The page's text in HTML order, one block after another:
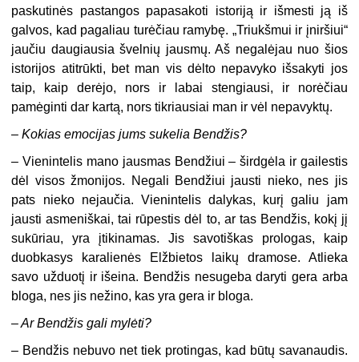
paskutinės pastangos papasakoti istoriją ir išmesti ją iš
galvos, kad pagaliau turėčiau ramybę. „Triukšmui ir įniršiui“
jaučiu daugiausia švelnių jausmų. Aš negalėjau nuo šios
istorijos atitrūkti, bet man vis dėlto nepavyko išsakyti jos
taip, kaip derėjo, nors ir labai stengiausi, ir norėčiau
pamėginti dar kartą, nors tikriausiai man ir vėl nepavyktų.
–Kokias emocijas jums sukelia Bendžis?
– Vienintelis mano jausmas Bendžiui – širdgėla ir gailestis
dėl visos žmonijos. Negali Bendžiui jausti nieko, nes jis
pats nieko nejaučia. Vienintelis dalykas, kurį galiu jam
jausti asmeniškai, tai rūpestis dėl to, ar tas Bendžis, kokį jį
sukūriau, yra įtikinamas. Jis savotiškas prologas, kaip
duobkasys karalienės Elžbietos laikų dramose. Atlieka
savo užduotį ir išeina. Bendžis nesugeba daryti gera arba
bloga, nes jis nežino, kas yra gera ir bloga.
–Ar Bendžis gali mylėti?
– Bendžis nebuvo net tiek protingas, kad būtų savanaudis.